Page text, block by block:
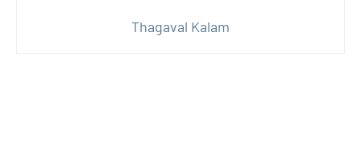
Thagaval Kalam